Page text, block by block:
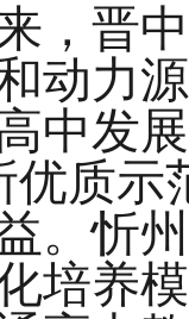
晋中
动力
中发
优质示
。忻
培养